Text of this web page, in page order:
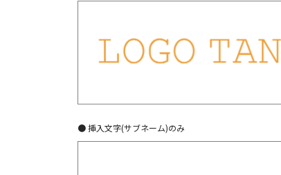
● 挿入文字(サブネーム)のみ